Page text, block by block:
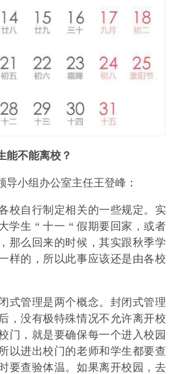
能不能离校？
导小组办公室主任王登峰：
校自行制定相关的一些规定。实
学生 “ 十一 “ 假期要回家，或者
那么回来的时候，其实跟秋季学
样的，所以此事应该还是由各校
式管理是两个概念。封闭式管理
，没有极特殊情况不允许离开校
门，就是要确保每一个进入校园
以进出校门的老师和学生都要查
要查验体温。如果离开校园，去